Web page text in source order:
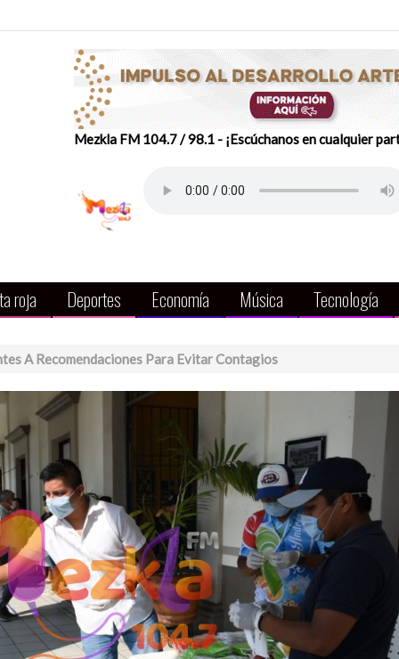
Mezkla FM 104.7 / 98.1 - ¡Escúchanos en cualquier
roja Deportes Economía Música Tecnología
A Recomendaciones Para Evitar Contagios